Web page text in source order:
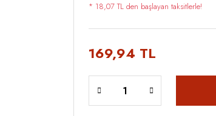
* 18,07 TL den başlayan taksitlerle!
169,94 TL